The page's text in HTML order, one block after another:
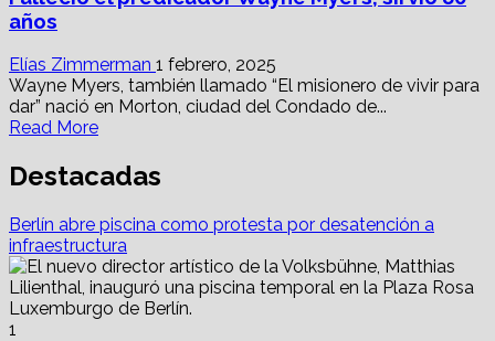
años
Elías Zimmerman 1 febrero, 2025
Wayne Myers, también llamado “El misionero de vivir para
dar” nació en Morton, ciudad del Condado de...
Read MoreRead
about
Falleció
predicador
Wayne
Myers;
sirvió
80
Destacadas
Berlín abre piscina como protesta por desatención a
infraestructura
1